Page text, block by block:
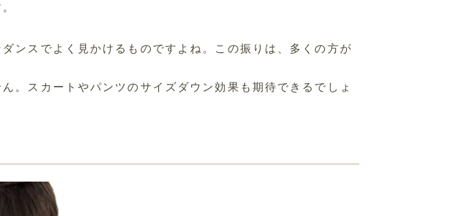
ンスでよく見かけるものですよね。この振りは、多くの方が
。スカートやパンツのサイズダウン効果も期待できるでしょ